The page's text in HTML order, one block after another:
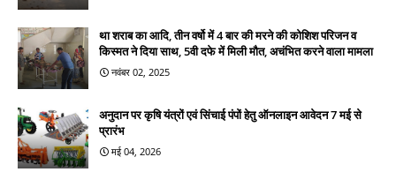
था शराब का आदि, तीन वर्षो में 4 बार की मरने की कोशिश परिजन व
किस्मत ने दिया साथ, 5वी दफे में मिली मौत, अचंभित करने वाला मामला
नवंबर 02, 2025
अनुदान पर कृषि यंत्रों एवं सिंचाई पंपों हेतु ऑनलाइन आवेदन 7 मई से
प्रारंभ
मई 04, 2026